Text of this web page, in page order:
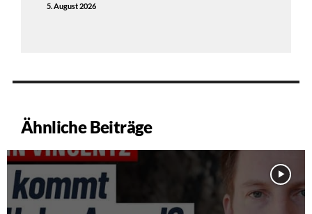
5. August 2026
Ähnliche Beiträge